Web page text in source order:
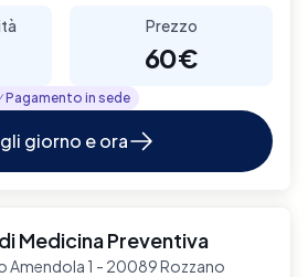
Prezzo
60€
Pagamento in sede
giorno e ora
Medicina Preventiva
Amendola 1 - 20089 Rozzano